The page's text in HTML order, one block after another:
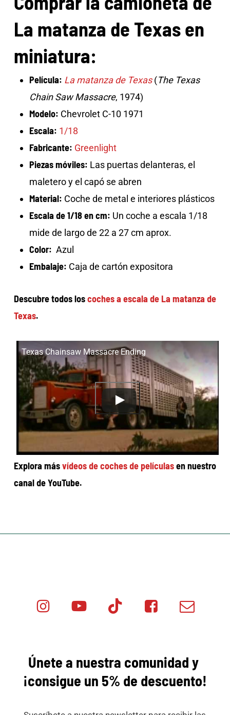
La matanza de Texas en
miniatura:
Película: La matanza de Texas(The Texas
Chain Saw Massacre, 1974)
Modelo: Chevrolet C-10 1971
Escala: 1/18
Fabricante: Greenlight
Piezas móviles: Las puertas delanteras, el
maletero y el capó se abren
Material: Coche de metal e interiores plásticos
Escala de 1/18 en cm: Un coche a escala 1/18
mide de largo de 22 a 27 cm aprox.
Color: Azul
Embalaje: Caja de cartón expositora
Descubre todos loscoches a escala de La matanza de
Texas.
Texas Chainsaw Massacre Ending
Explora másvídeos de coches de películasen nuestro
canal de YouTube.
Minicar Tok
Minicar Minicar
Únete a nuestra comunidad y
¡consigue un 5% de descuento!